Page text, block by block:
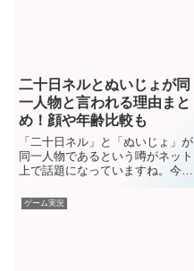
二十日ネルとぬいじょが同
一人物と言われる理由まと
め！顔や年齢比較も
「二十日ネル」と「ぬいじょ」が
同一人物であるという噂がネット
上で話題になっていますね。今回
は二人が同一人物と言われる理由
を徹底的に調査してまとめてみま
した！また更に二十日ネルさんの
ゲーム実況